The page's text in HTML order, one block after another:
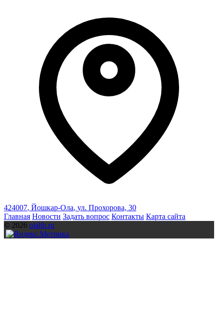
424007, Йошкар-Ола, ул. Прохорова, 30
Главная Новости Задать вопрос Контакты Карта сайта
© 2026 olalib.ru